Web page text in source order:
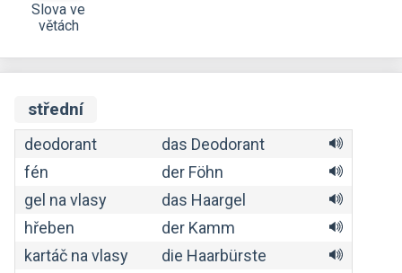
Slova ve
větách
střední
deodorant
das Deodorant
fén
der Föhn
gel na vlasy
das Haargel
hřeben
der Kamm
kartáč na vlasy
die Haarbürste